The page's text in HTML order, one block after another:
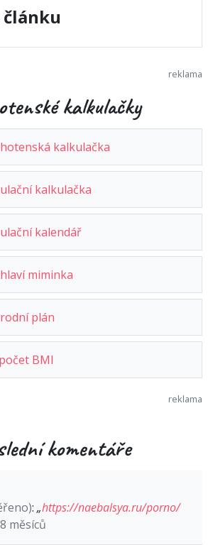
článku
kalkulačky
kalkulačka
kalkulačka
kalendář
miminka
plán
BMI
komentáře
: „https://naebalsya.ru/porno/
měsíců